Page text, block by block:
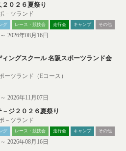
０２６夏祭り
－ツランド
グ レース・競技会 走行会 キャンプ その他
2026年08月16日
ングスクール 名阪スポーツランド会
ーツランド（Eコース）
2026年11月07日
ジ２０２６夏祭り
－ツランド
グ レース・競技会 走行会 キャンプ その他
2026年08月16日